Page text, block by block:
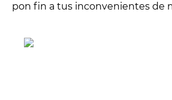
pon fin a tus inconvenientes de